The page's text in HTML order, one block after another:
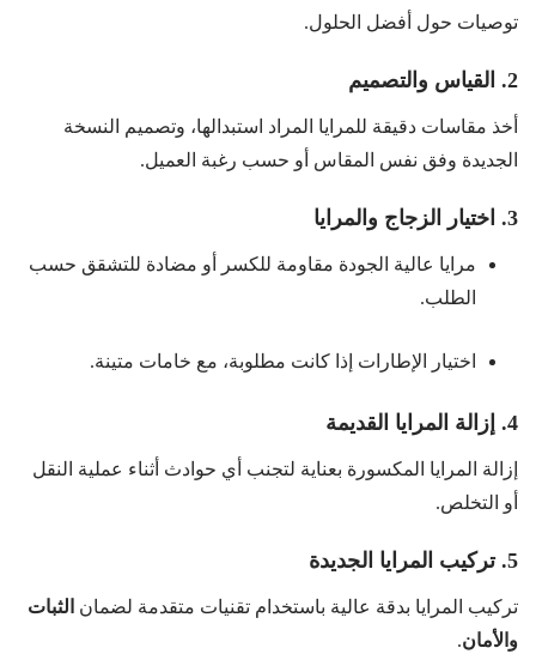
توصيات حول أفضل الحلول.
2. القياس والتصميم
أخذ مقاسات دقيقة للمرايا المراد استبدالها، وتصميم النسخة
الجديدة وفق نفس المقاس أو حسب رغبة العميل.
3. اختيار الزجاج والمرايا
مرايا عالية الجودة مقاومة للكسر أو مضادة للتشقق حسب
الطلب.
اختيار الإطارات إذا كانت مطلوبة، مع خامات متينة.
4. إزالة المرايا القديمة
إزالة المرايا المكسورة بعناية لتجنب أي حوادث أثناء عملية النقل
أو التخلص.
5. تركيب المرايا الجديدة
تركيب المرايا بدقة عالية باستخدام تقنيات متقدمة لضمان الثبات
والأمان.